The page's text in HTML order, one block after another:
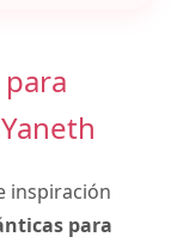
inspiración
para